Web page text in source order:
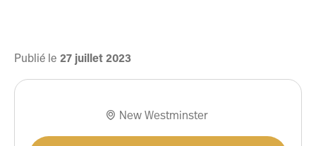
Publié le 27 juillet2023
 New Westminster